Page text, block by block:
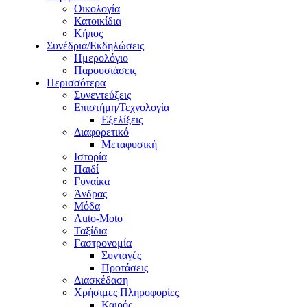
Οικολογία
Κατοικίδια
Κήπος
Συνέδρια/Εκδηλώσεις
Ημερολόγιο
Παρουσιάσεις
Περισσότερα
Συνεντεύξεις
Επιστήμη/Τεχνολογία
Εξελίξεις
Διαφορετικό
Μεταφυσική
Ιστορία
Παιδί
Γυναίκα
Άνδρας
Μόδα
Auto-Moto
Ταξίδια
Γαστρονομία
Συνταγές
Προτάσεις
Διασκέδαση
Χρήσιμες Πληροφορίες
Καιρός